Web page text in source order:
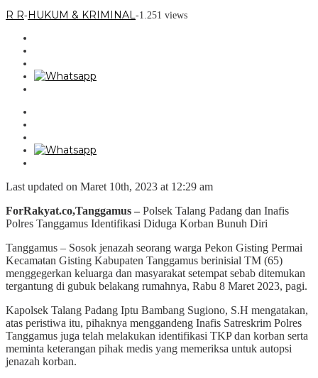
R R-HUKUM & KRIMINAL-1.251 views
Last updated on Maret 10th, 2023 at 12:29 am
ForRakyat.co,Tanggamus – Polsek Talang Padang dan Inafis
Polres Tanggamus Identifikasi Diduga Korban Bunuh Diri
Tanggamus – Sosok jenazah seorang warga Pekon Gisting Permai
Kecamatan Gisting Kabupaten Tanggamus berinisial TM (65)
menggegerkan keluarga dan masyarakat setempat sebab ditemukan
tergantung di gubuk belakang rumahnya, Rabu 8 Maret 2023, pagi.
Kapolsek Talang Padang Iptu Bambang Sugiono, S.H mengatakan,
atas peristiwa itu, pihaknya menggandeng Inafis Satreskrim Polres
Tanggamus juga telah melakukan identifikasi TKP dan korban serta
meminta keterangan pihak medis yang memeriksa untuk autopsi
jenazah korban.